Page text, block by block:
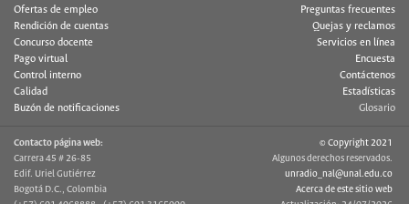
Ofertas de empleo
Rendición de cuentas
Concurso docente
Pago virtual
Control interno
Calidad
Buzón de notificaciones
Preguntas frecuentes
Quejas y reclamos
Servicios en línea
Encuesta
Contáctenos
Estadísticas
Glosario
Contacto página web:
Carrera 45 # 26-85
Edif. Uriel Gutiérrez
Bogotá D.C., Colombia
© Copyright 2021
Algunos derechos reservados.
unradio_nal@unal.edu.co
Acerca de este sitio web